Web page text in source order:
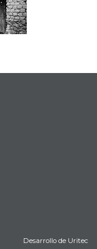
Desarrollo de Uritec